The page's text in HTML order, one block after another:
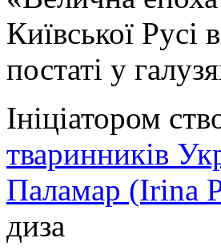
Київської Русі
постаті у
Ініціатором
тваринників
Паламар (Irina
диза